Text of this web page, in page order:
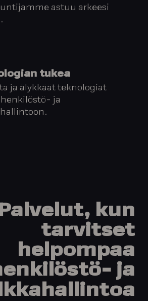
astuu arkeesi
tukea
ja älykkäät teknologiat
ja
kun
tarvitset
helpompaa
ja